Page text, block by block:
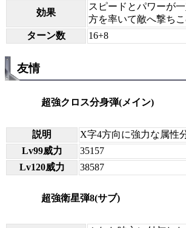
効果
スピードとパワーが
方を率いて敵へ撃ち
ターン数
16+8
友情
超強クロス分身弾(メイン)
説明
X字4方向に強力な属性
Lv99威力
35157
Lv120威力
38587
超強衛星弾8(サブ)